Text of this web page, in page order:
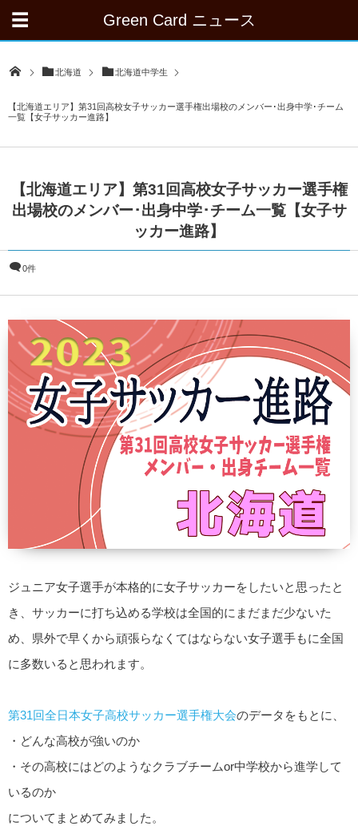
Green Card ニュース
北海道 北海道中学生
【北海道エリア】第31回高校女子サッカー選手権出場校のメンバー･出身中学･チーム
一覧【女子サッカー進路】
【北海道エリア】第31回高校女子サッカー選手権
出場校のメンバー･出身中学･チーム一覧【女子サ
ッカー進路】
0件
ジュニア女子選手が本格的に女子サッカーをしたいと思ったと
き、サッカーに打ち込める学校は全国的にまだまだ少ないた
め、県外で早くから頑張らなくてはならない女子選手もに全国
に多数いると思われます。
第31回全日本女子高校サッカー選手権大会のデータをもとに、
・どんな高校が強いのか
・その高校にはどのようなクラブチームor中学校から進学して
いるのか
についてまとめてみました。